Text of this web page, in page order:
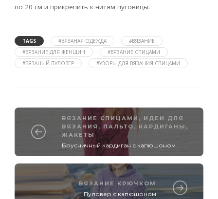
по 20 см и прикрепить к нитям пуговицы.
TAGS #ВЯЗАНАЯ ОДЕЖДА
#ВЯЗАНИЕ
#ВЯЗАНИЕ ДЛЯ ЖЕНЩИН
#ВЯЗАНИЕ СПИЦАМИ
#ВЯЗАНЫЙ ПУЛОВЕР
#УЗОРЫ ДЛЯ ВЯЗАНИЯ СПИЦАМИ
ВЯЗАНИЕ СПИЦАМИ , ИДЕИ ДЛЯ
ВЯЗАНИЯ , ПАЛЬТО, КАРДИГАНЫ,
ЖАКЕТЫ
Брусничный кардиган с капюшоном
ВЯЗАНИЕ КРЮЧКОМ
Пуловер с капюшоном